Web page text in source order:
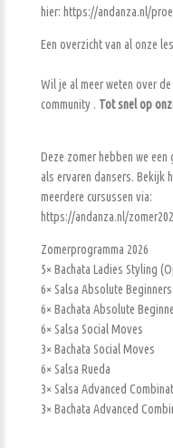
hier: https://andanza.nl/
Een overzicht van al onze
Wil je al meer weten over
community . Tot snel op
Deze zomer hebben we
als ervaren dansers. Bekijk
meerdere cursussen via:
https://andanza.nl/
Zomerprogramma 2026
5× Bachata Ladies Styling
6× Salsa Absolute Beginners
6× Bachata Absolute
6× Salsa Social Moves
3× Bachata Social Moves
6× Salsa Rueda
3× Salsa Advanced
3× Bachata Advanced